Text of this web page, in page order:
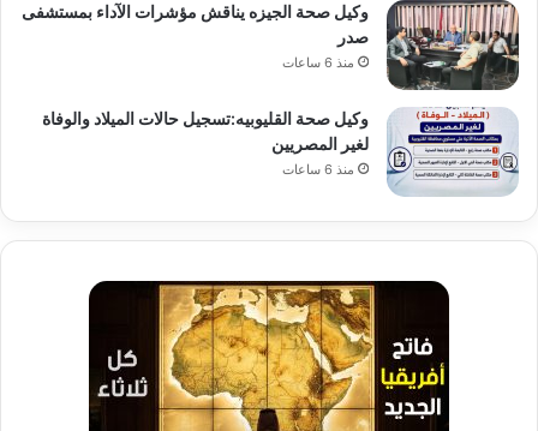
وكيل صحة الجيزه يناقش مؤشرات الآداء بمستشفى
صدر
منذ 6 ساعات
وكيل صحة القليوبيه:تسجيل حالات الميلاد والوفاة
لغير المصريين
منذ 6 ساعات